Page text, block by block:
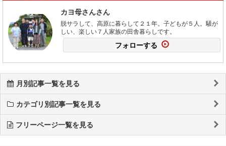
カヨ母さんさん
脱サラして、高原に暮らして２１年。子どもが５人。騒が
しい、楽しい７人家族の田舎暮らしです。
フォローする
月別記事一覧を見る
カテゴリ別記事一覧を見る
フリーページ一覧を見る